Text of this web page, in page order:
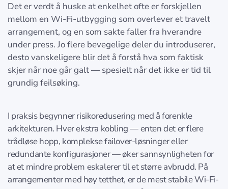
Det er verdt å huske at enkelhet ofte er forskjellen
mellom en Wi-Fi-utbygging som overlever et travelt
arrangement, og en som sakte faller fra hverandre
under press. Jo flere bevegelige deler du introduserer,
desto vanskeligere blir det å forstå hva som faktisk
skjer når noe går galt — spesielt når det ikke er tid til
grundig feilsøking.
I praksis begynner risikoredusering med å forenkle
arkitekturen. Hver ekstra kobling — enten det er flere
trådløse hopp, komplekse failover-løsninger eller
redundante konfigurasjoner — øker sannsynligheten for
at et mindre problem eskalerer til et større avbrudd. På
arrangementer med høy tetthet, er de mest stabile Wi-Fi-